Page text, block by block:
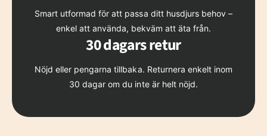
Smart utformad för att passa ditt husdjurs behov –
enkel att använda, bekväm att äta från.
30 dagars retur
Nöjd eller pengarna tillbaka. Returnera enkelt inom
30 dagar om du inte är helt nöjd.